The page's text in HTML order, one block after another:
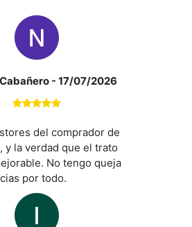
- 17/07/2026
del comprador de
y la verdad que el trato
No tengo queja
por todo.